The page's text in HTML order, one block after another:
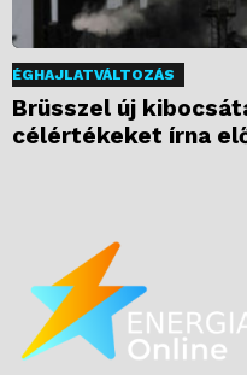
ÉGHAJLATVÁLTOZÁS
Brüsszel új
célértékeket írna